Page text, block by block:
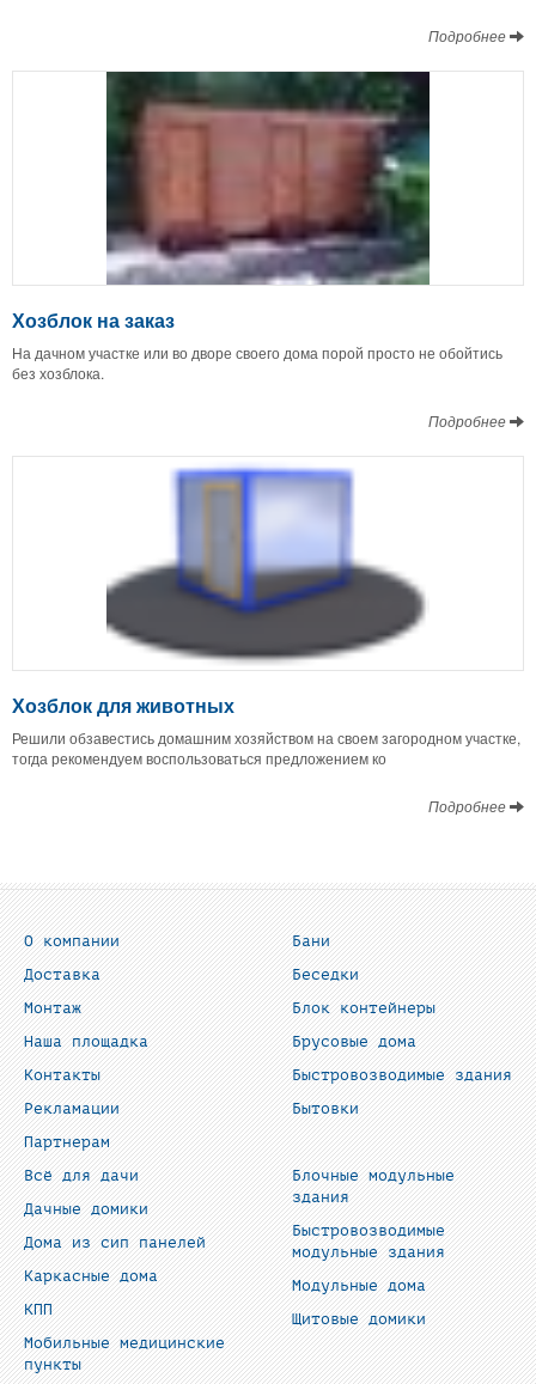
Подробнее
Хозблок на заказ
На дачном участке или во дворе своего дома порой просто не обойтись
без хозблока.
Подробнее
Хозблок для животных
Решили обзавестись домашним хозяйством на своем загородном участке,
тогда рекомендуем воспользоваться предложением ко
Подробнее
О компании
Доставка
Монтаж
Наша площадка
Контакты
Рекламации
Партнерам
Бани
Беседки
Блок контейнеры
Брусовые дома
Быстровозводимые здания
Бытовки
Всё для дачи
Дачные домики
Дома из сип панелей
Каркасные дома
КПП
Мобильные медицинские
пункты
Блочные модульные
здания
Быстровозводимые
модульные здания
Модульные дома
Щитовые домики